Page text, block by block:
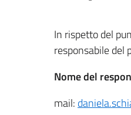
In rispetto del
responsabile del
Nome del
mail: